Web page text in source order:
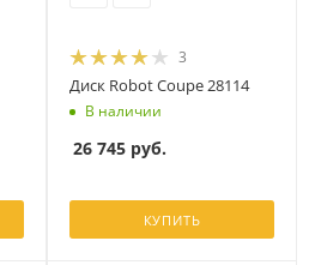
3
Диск Robot Coupe 28114
В наличии
26 745 руб.
КУПИТЬ